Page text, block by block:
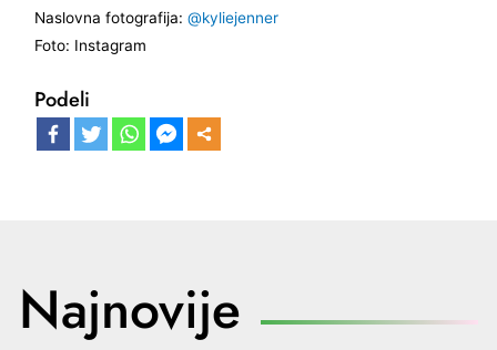
Naslovna fotografija:@kyliejenner
Foto: Instagram
Podeli
Najnovije